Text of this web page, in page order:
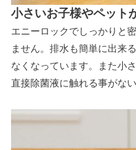
小さいお子様やペット
エニーロックでしっかりと
ません。排水も簡単に出来
なくなっています。また小
直接除菌液に触れる事がな